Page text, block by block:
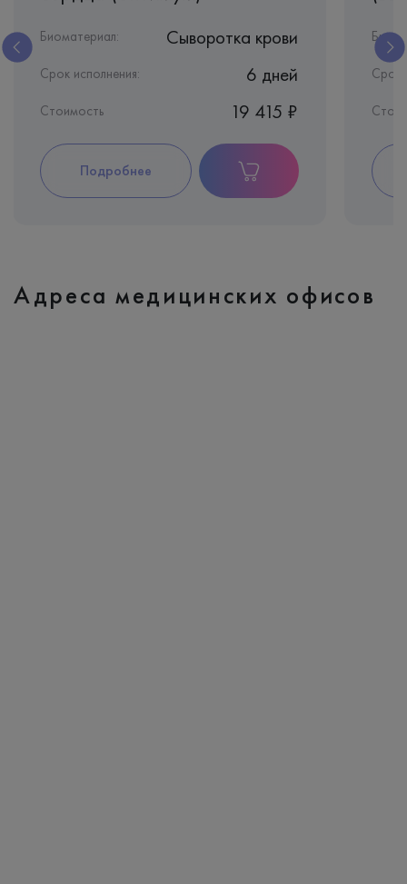
Биоматериал: Сыворотка крови
Срок исполнения: 6 дней
Стоимость 19 415 ₽
Подробнее
Срок
Адреса медицинских офисов